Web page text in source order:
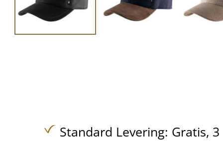
Standard Levering: Gratis,